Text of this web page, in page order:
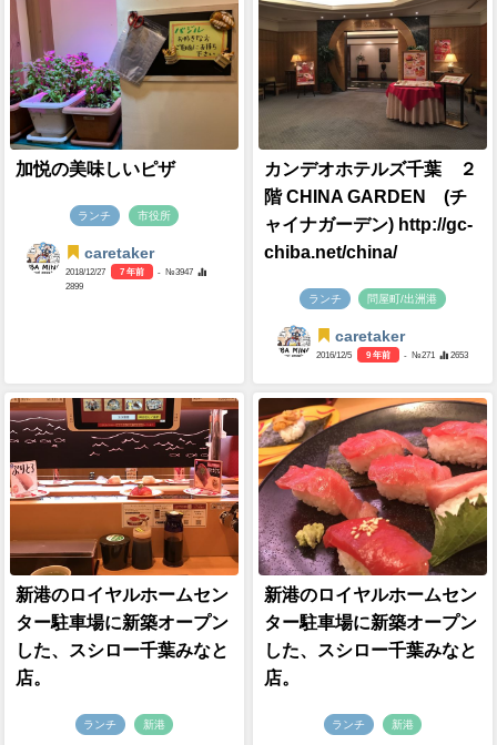
加悦の美味しいピザ
ランチ 市役所
caretaker
2018/12/27 7 年前
- №3947
2899
カンデオホテルズ千葉 ２
階 CHINA GARDEN (チ
ャイナガーデン) http://gc-
chiba.net/china/
ランチ 問屋町/出洲港
caretaker
2016/12/5 9 年前 - №271 2653
新港のロイヤルホームセン
ター駐車場に新築オープン
した、スシロー千葉みなと
店。
ランチ 新港
新港のロイヤルホームセン
ター駐車場に新築オープン
した、スシロー千葉みなと
店。
ランチ 新港